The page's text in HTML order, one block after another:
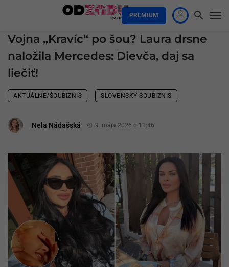
PREMIUM
Vojna „Kravíc“ po šou? Laura drsne
naložila Mercedes: Dievča, daj sa
liečiť!
AKTUÁLNE/ŠOUBIZNIS SLOVENSKÝ ŠOUBIZNIS
Nela Nádašská 9. mája 2026 o 11:46